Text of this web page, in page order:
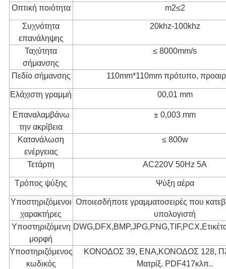
Οπτική ποιότητα m2≤2
Συχνότητα
επανάληψης
20khz-100khz
Ταχύτητα
σήμανσης
≤ 8000mm/s
Πεδίο σήμανσης 110mm*110mm πρότυπο,
Ελάχιστη γραμμή 00,01 mm
Επαναλαμβάνω
την ακρίβεια
± 0,003 mm
Κατανάλωση
ενέργειας
≤ 800w
Τετάρτη AC220V 50Hz 5A
Τρόπος ψύξης Ψύξη αέρα
Υποστηριζόμενοι
χαρακτήρες
Οποιεσδήποτε γραμματοσειρές που
υπολογιστή
Υποστηριζόμενη
μορφή
DWG,DFX,BMP,JPG,PNG,TIF,PCX,
Υποστηριζόμενος
κωδικός
ΚΟΝΟΔΟΣ 39, ΕΝΑ,ΚΟΝΟΔΟΣ 128,
Ματρίξ. PDF417κλπ..